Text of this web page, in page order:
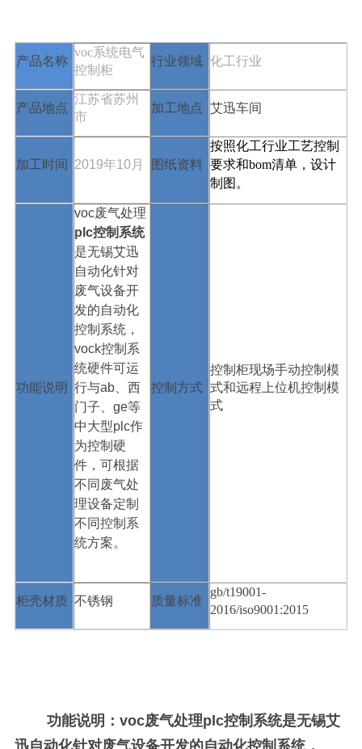
产品名称
voc系统电气
控制柜
行业领域 化工行业
产品地点
江苏省苏州
市
加工地点 艾迅车间
加工时间 2019年10月 图纸资料
按照化工行业工艺控制
要求和bom清单，设计
制图。
功能说明
voc废气处理
plc控制系统
是无锡艾迅
自动化针对
废气设备开
发的自动化
控制系统，
vock控制系
统硬件可运
行与ab、西
门子、ge等
中大型plc作
为控制硬
件，可根据
不同废气处
理设备定制
不同控制系
统方案。
控制方式
控制柜现场手动控制模
式和远程上位机控制模
式
柜壳材质 不锈钢 质量标准
gb/t19001-
2016/iso9001:2015
功能说明： voc废气处理plc控制系统是无锡艾
迅自动化针对废气设备开发的自动化控制系统，